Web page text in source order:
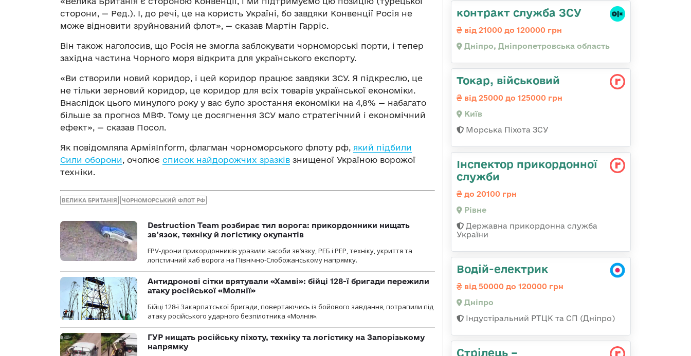
сторони, — Ред.). І, до речі, це на користь Україні, бо завдяки Конвенції Росія не
може відновити зруйнований флот», — сказав Мартін Гарріс.
Він також наголосив, що Росія не змогла заблокувати чорноморські порти, і тепер
західна частина Чорного моря відкрита для українського експорту.
«Ви створили новий коридор, і цей коридор працює завдяки ЗСУ. Я підкреслю, це
не тільки зерновий коридор, це коридор для всіх товарів української економіки.
Внаслідок цього минулого року у вас було зростання економіки на 4,8% — набагато
більше за прогноз МВФ. Тому це досягнення ЗСУ мало стратегічний і економічний
ефект», — сказав Посол.
Як повідомляла АрміяInform, флагман чорноморського флоту рф, який підбили
Сили оборони
, очолює список найдорожчих зразків знищеної Україною ворожої
техніки.
ВЕЛИКА БРИТАНІЯ ЧОРНОМОРСЬКИЙ ФЛОТ РФ
Destruction Team розбирає тил ворога: прикордонники нищать
зв’язок, техніку й логістику окупантів
FPV-дрони прикордонників уразили засоби зв’язку, РЕБ і РЕР, техніку, укриття та
логістичний хаб ворога на Північно-Слобожанському напрямку.
Антидронові сітки врятували «Хамві»: бійці 128-ї бригади пережили
атаку російської «Молнії»
Бійці 128-ї Закарпатської бригади, повертаючись із бойового завдання, потрапили під
атаку російського ударного безпілотника «Молнія».
ГУР нищать російську піхоту, техніку та логістику на Запорізькому
напрямку
контракт служба ЗСУ
від 21000 до 120000 грн
Дніпро, Дніпропетровська область
Токаp, військовий
від 25000 до 125000 грн
Київ
Морська Піхота ЗСУ
Інспектор прикордонної
служби
до 20100 грн
Рівне
Державна прикордонна служба
України
Водій-електрик
від 50000 до 120000 грн
Дніпро
Індустіральний РТЦК та СП (Дніпро)
Стрілець –